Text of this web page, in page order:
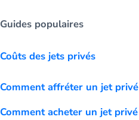
Guides populaires
Coûts des jets privés
Comment affréter un jet privé
Comment acheter un jet privé